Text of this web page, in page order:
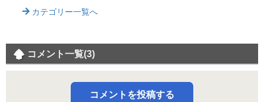
カテゴリー一覧へ
コメント一覧(3)
コメントを投稿する